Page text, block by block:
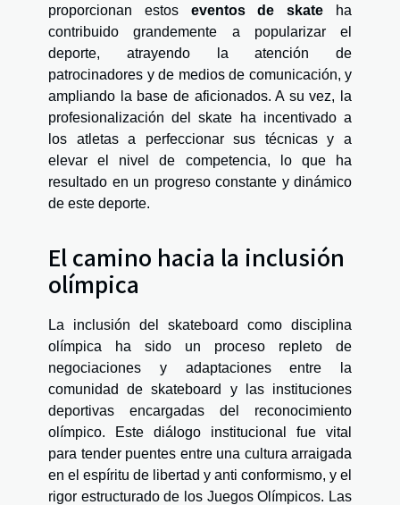
proporcionan estos eventos de skate ha
contribuido grandemente a popularizar el
deporte, atrayendo la atención de
patrocinadores y de medios de comunicación, y
ampliando la base de aficionados. A su vez, la
profesionalización del skate ha incentivado a
los atletas a perfeccionar sus técnicas y a
elevar el nivel de competencia, lo que ha
resultado en un progreso constante y dinámico
de este deporte.
El camino hacia la inclusión
olímpica
La inclusión del skateboard como disciplina
olímpica ha sido un proceso repleto de
negociaciones y adaptaciones entre la
comunidad de skateboard y las instituciones
deportivas encargadas del reconocimiento
olímpico. Este diálogo institucional fue vital
para tender puentes entre una cultura arraigada
en el espíritu de libertad y anti conformismo, y el
rigor estructurado de los Juegos Olímpicos. Las